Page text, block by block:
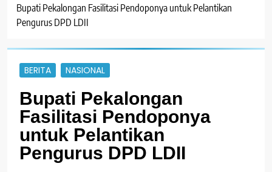
Bupati Pekalongan Fasilitasi Pendoponya untuk Pelantikan
Pengurus DPD LDII
BERITA NASIONAL
Bupati Pekalongan
Fasilitasi Pendoponya
untuk Pelantikan
Pengurus DPD LDII